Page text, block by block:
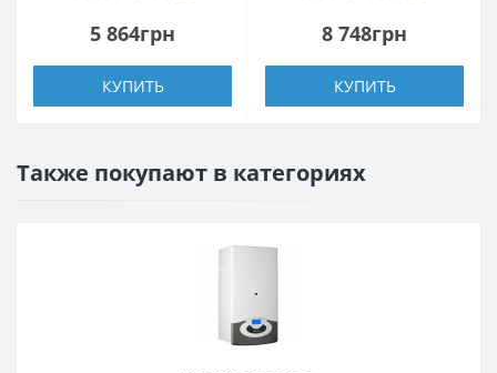
5 864грн
КУПИТЬ
NEW
8 748грн
КУПИТЬ
Также покупают в категориях